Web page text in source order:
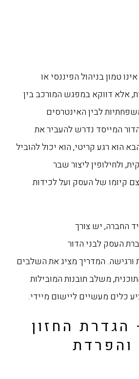
טמון בניהול הפיננסי או
אלא דווקא במפגש המורכב בין
לבין האינטרסים
המייסד נדרש להעביר את
הוא רגע קריטי, הוא יכול להוביל
ולחילופין ליצור שבר
קיומו של העסק ועל לכידות
החברה, יש צורך
העסק לבני הדור
ורגישה. המדריך מציג את השלבים
משלב תובנות המובילות
כלים מעשיים ליישום מיידי.
1 – הגדרת החזון